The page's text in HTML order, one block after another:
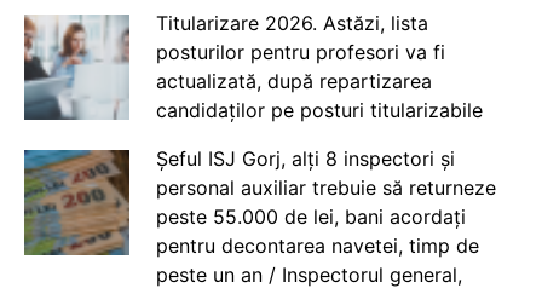
Titularizare 2026. Astăzi, lista
posturilor pentru profesori va fi
actualizată, după repartizarea
candidaților pe posturi titularizabile
Șeful ISJ Gorj, alți 8 inspectori și
personal auxiliar trebuie să returneze
peste 55.000 de lei, bani acordați
pentru decontarea navetei, timp de
peste un an / Inspectorul general,